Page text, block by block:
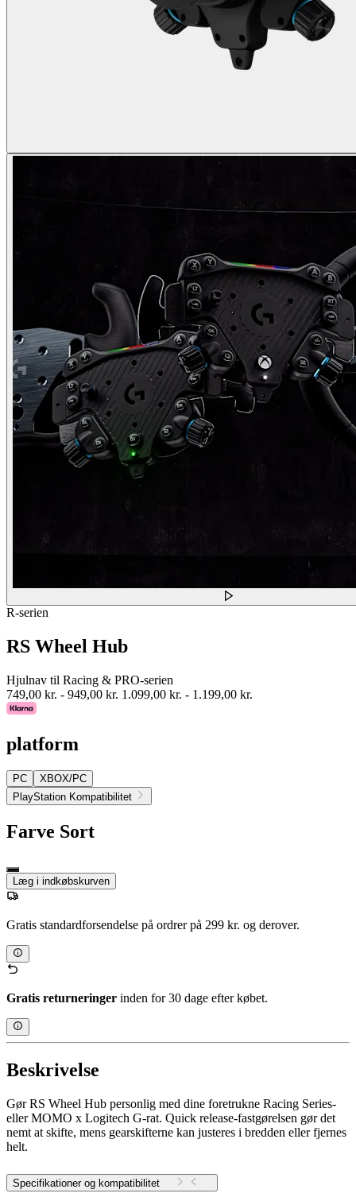
R-serien
RS Wheel Hub
Hjulnav til Racing & PRO-serien
749,00 kr. - 949,00 kr. 1.099,00 kr. - 1.199,00 kr.
platform
PC
XBOX/PC
PlayStation Kompatibilitet
Farve Sort
Læg i indkøbskurven
Gratis standardforsendelse på ordrer på 299 kr. og derover.
Gratis returneringer inden for 30 dage efter købet.
Beskrivelse
Gør RS Wheel Hub personlig med dine foretrukne Racing Series-
eller MOMO x Logitech G-rat. Quick release-fastgørelsen gør det
nemt at skifte, mens gearskifterne kan justeres i bredden eller fjernes
helt.
Specifikationer og kompatibilitet